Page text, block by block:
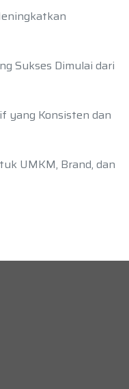
Sukses Dimulai dari
yang Konsisten dan
UMKM, Brand, dan